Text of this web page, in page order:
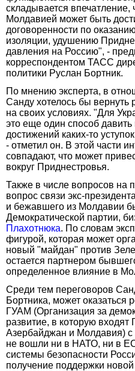
складывается впечатление,
Молдавией может быть
договоренности по
изоляции, удушению
давления на Россию", -
корреспондентом ТАСС
политики Руслан Бортник.
По мнению эксперта, в
Санду хотелось бы вернуть
на своих условиях. "Для
это еще один способ
достижений каких-то
- отметил он. В этой части
совпадают, что может
вокруг Приднестровья.
Также в числе вопросов на
вопрос связи экс-
и бежавшего из Молдавии
Демократической партии,
Плахотнюка. По словам
фигурой, которая может
новый "майдан" против
остается партнером
определенное влияние в
Среди тем переговоров
Бортника, может оказаться
ГУАМ (Организация за
развитие, в которую входят
Азербайджан и Молдавия) с
не вошли ни в НАТО, ни в
системы безопасности
получение поддержки